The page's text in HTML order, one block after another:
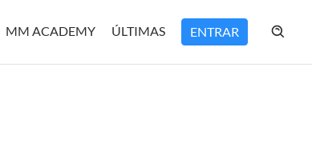
MM ACADEMY ÚLTIMAS ENTRAR